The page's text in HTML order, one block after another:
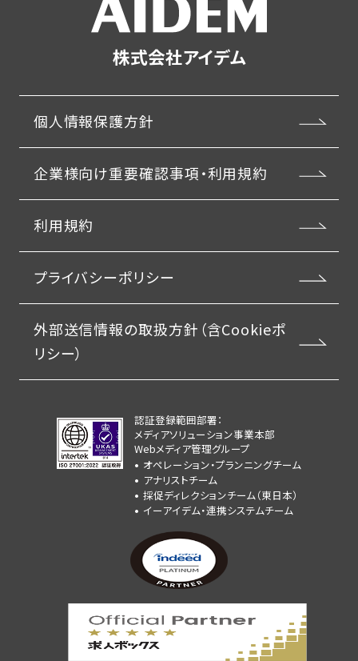
株式会社アイデム
個人情報保護方針
企業様向け重要確認事項・利用規約
利用規約
プライバシーポリシー
外部送信情報の取扱方針（含Cookieポ
リシー）
認証登録範囲部署：
メディアソリューション事業本部
Webメディア管理グループ
オペレーション・プランニングチーム
アナリストチーム
採促ディレクションチーム（東日本）
イーアイデム・連携システムチーム